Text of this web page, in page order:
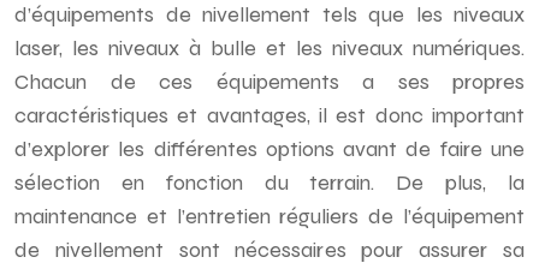
d’équipements de nivellement tels que les niveaux
laser, les niveaux à bulle et les niveaux numériques.
Chacun de ces équipements a ses propres
caractéristiques et avantages, il est donc important
d’explorer les différentes options avant de faire une
sélection en fonction du terrain. De plus, la
maintenance et l’entretien réguliers de l’équipement
de nivellement sont nécessaires pour assurer sa